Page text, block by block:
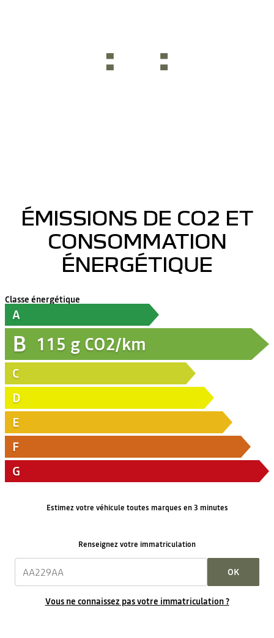
ÉMISSIONS DE CO2 ET
CONSOMMATION
ÉNERGÉTIQUE
Classe énergétique
A
B 115 g CO2/km
C
D
E
F
G
Estimez votre véhicule toutes marques en 3 minutes
Renseignez votre immatriculation
OK
Vous ne connaissez pas votre immatriculation ?